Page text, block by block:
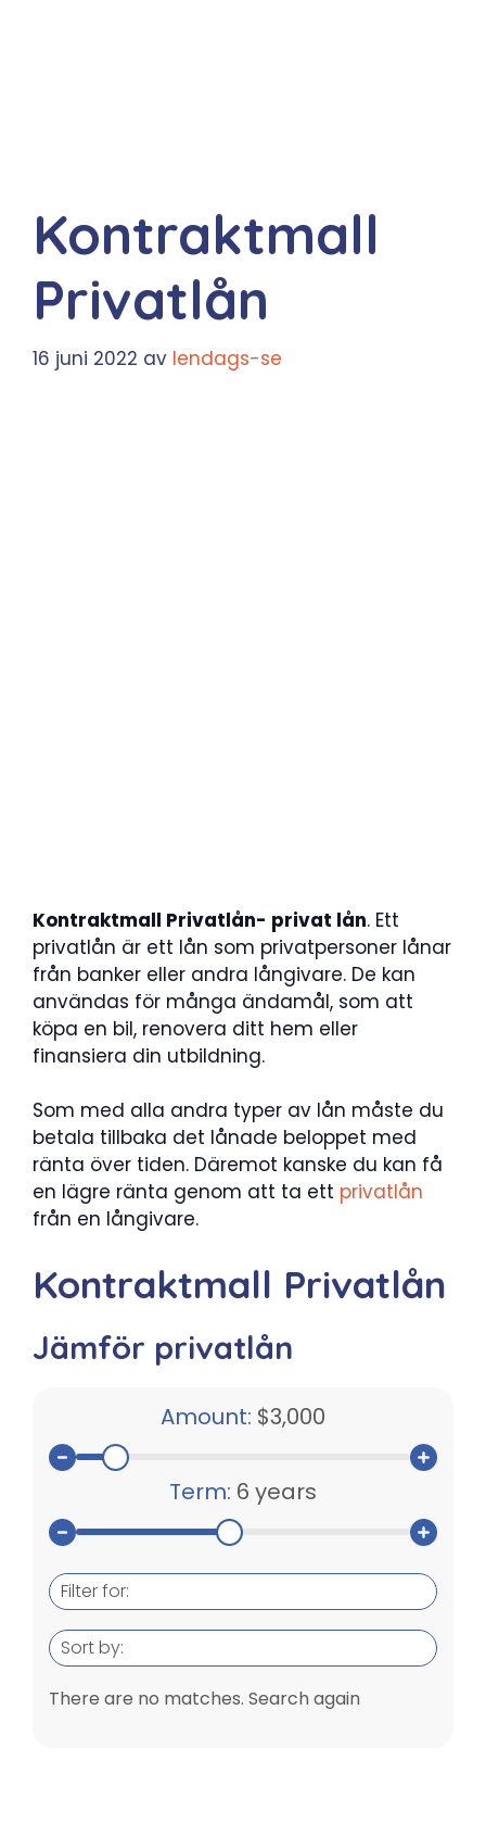
Kontraktmall
Privatlån
16 juni 2022 av lendags-se
Kontraktmall Privatlån- privat lån. Ett
privatlån är ett lån som privatpersoner lånar
från banker eller andra långivare. De kan
användas för många ändamål, som att
köpa en bil, renovera ditt hem eller
finansiera din utbildning.
Som med alla andra typer av lån måste du
betala tillbaka det lånade beloppet med
ränta över tiden. Däremot kanske du kan få
en lägre ränta genom att ta ett privatlån
från en långivare.
Kontraktmall Privatlån
Jämför privatlån
Amount: $3,000
Term: 6 years
Filter for:
Sort by:
There are no matches. Search again